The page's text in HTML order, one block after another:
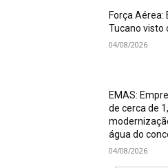
Força Aérea:
Tucano visto
04/08/2026
EMAS:
de cerca de
água do
04/08/2026